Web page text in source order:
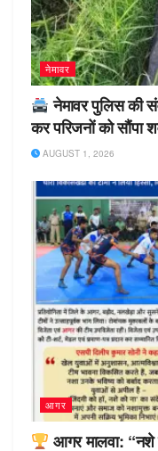
नेमावर
नेमावर पुलिस की
कर परिजनों को सौंपा
AUGUST 1, 2026
आगर
आगर मालवा: